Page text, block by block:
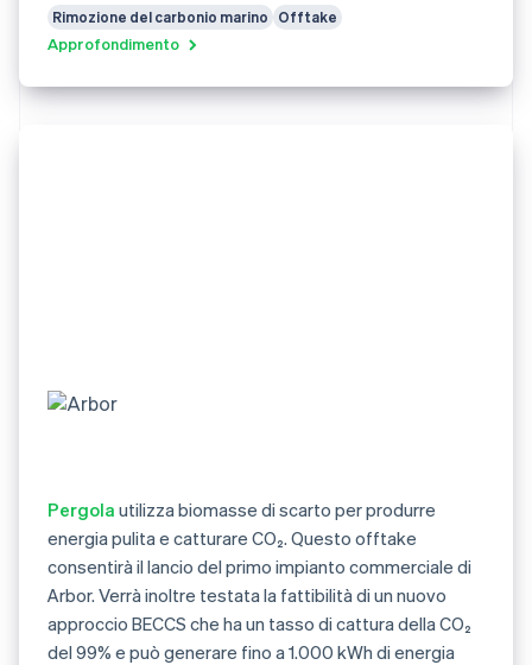
Rimozione del carbonio marino Offtake
Approfondimento
Pergola utilizza biomasse di scarto per produrre
energia pulita e catturare CO₂. Questo offtake
consentirà il lancio del primo impianto commerciale di
Arbor. Verrà inoltre testata la fattibilità di un nuovo
approccio BECCS che ha un tasso di cattura della CO₂
del 99% e può generare fino a 1.000 kWh di energia